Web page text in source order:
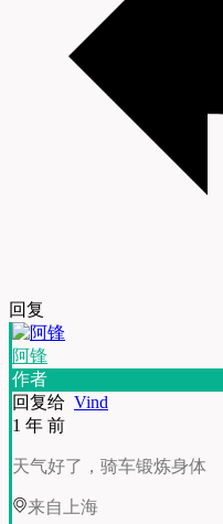
回复
阿锋
作者
回复给 Vind
1 年 前
天气好了，骑车锻炼身体
来自上海